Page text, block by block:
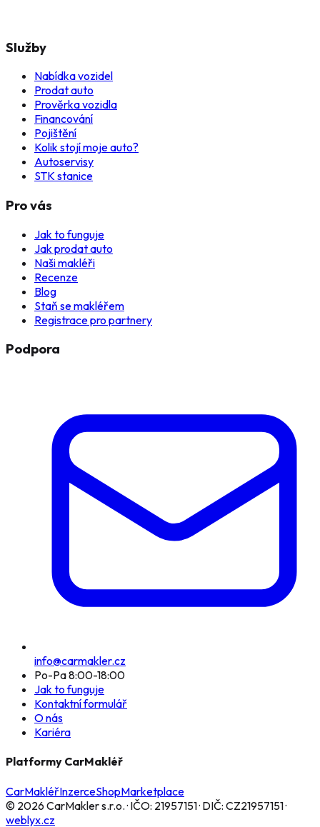
Služby
Nabídka vozidel
Prodat auto
Prověrka vozidla
Financování
Pojištění
Kolik stojí moje auto?
Autoservisy
STK stanice
Pro vás
Jak to funguje
Jak prodat auto
Naši makléři
Recenze
Blog
Staň se makléřem
Registrace pro partnery
Podpora
info@carmakler.cz
Po-Pa 8:00-18:00
Jak to funguje
Kontaktní formulář
O nás
Kariéra
Platformy CarMakléř
CarMakléřInzerceShopMarketplace
© 2026 CarMakler s.r.o.· IČO: 21957151· DIČ: CZ21957151·
weblyx.cz